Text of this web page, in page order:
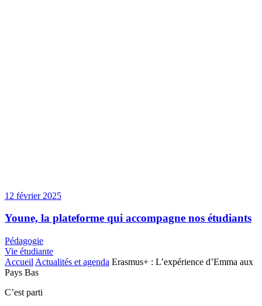
12 février 2025
Youne, la plateforme qui accompagne nos étudiants
Pédagogie
Vie étudiante
Accueil Actualités et agenda Erasmus+ : L’expérience d’Emma aux
Pays Bas
C’est parti